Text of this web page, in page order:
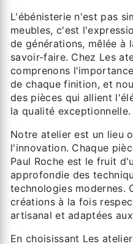
L'ébénisterie n'est pas
meubles, c'est
de générations, mêlée à
savoir-faire. Chez Les
comprenons
de chaque finition, et
des pièces qui allient
la qualité exceptionnelle.
Notre atelier est un lieu
l'innovation. Chaque
Paul Roche est le fruit
approfondie des
technologies modernes.
créations à la fois
artisanal et adaptées
En choisissant Les